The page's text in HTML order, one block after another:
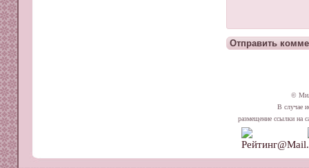
©
В случае
размещение ссылки на